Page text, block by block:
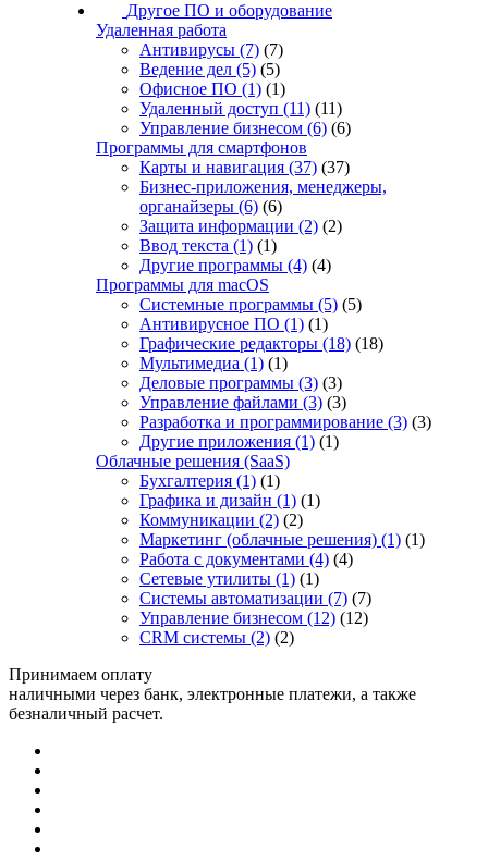
Другое ПО и оборудование
Удаленная работа
Антивирусы (7) (7)
Ведение дел (5) (5)
Офисное ПО (1) (1)
Удаленный доступ (11) (11)
Управление бизнесом (6) (6)
Программы для смартфонов
Карты и навигация (37) (37)
Бизнес-приложения, менеджеры,
органайзеры (6) (6)
Защита информации (2) (2)
Ввод текста (1) (1)
Другие программы (4) (4)
Программы для macOS
Системные программы (5) (5)
Антивирусное ПО (1) (1)
Графические редакторы (18) (18)
Мультимедиа (1) (1)
Деловые программы (3) (3)
Управление файлами (3) (3)
Разработка и программирование (3) (3)
Другие приложения (1) (1)
Облачные решения (SaaS)
Бухгалтерия (1) (1)
Графика и дизайн (1) (1)
Коммуникации (2) (2)
Маркетинг (облачные решения) (1) (1)
Работа с документами (4) (4)
Сетевые утилиты (1) (1)
Системы автоматизации (7) (7)
Управление бизнесом (12) (12)
CRM системы (2) (2)
Принимаем оплату
наличными через банк, электронные платежи, а также
безналичный расчет.